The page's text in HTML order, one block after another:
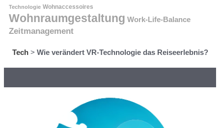
Technologie Wohnaccessoires
Wohnraumgestaltung Work-Life-Balance
Zeitmanagement
Tech> Wie verändert VR-Technologie das Reiseerlebnis?